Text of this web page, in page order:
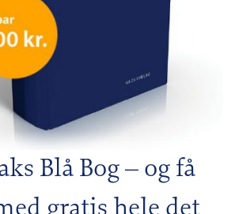
Blå Bog – og få
gratis hele det